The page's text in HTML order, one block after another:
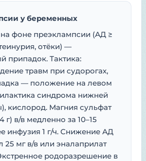
у беременных
фоне преэклампсии (АД ≥
отёки) —
припадок. Тактика:
травм при судорогах,
— положение на левом
синдрома нижней
кислород. Магния сульфат
г) в/в медленно за 10–15
инфузия 1 г/ч. Снижение АД
мг в/в или эналаприлат
родоразрешение в